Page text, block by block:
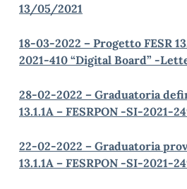
13/05/2021
18-03-2022 – Progetto FESR
2021-410 “Digital Board” -
28-02-2022 – Graduatoria
13.1.1A – FESRPON -SI-2021-
22-02-2022 – Graduatoria
13.1.1A – FESRPON -SI-2021-